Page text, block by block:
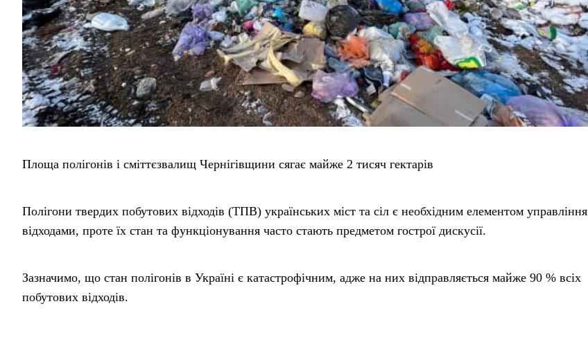
Площа полігонів і сміттєзвалищ Чернігівщини сягає майже 2 тисяч гектарів
Полігони твердих побутових відходів (ТПВ) українських міст та сіл є необхідним елементом управління
відходами, проте їх стан та функціонування часто стають предметом гострої дискусії.
Зазначимо, що стан полігонів в Україні є катастрофічним, адже на них відправляється майже 90 % всіх
побутових відходів.